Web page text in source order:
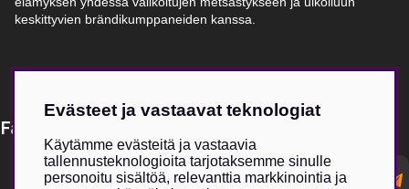
keskittyvien brändikumppaneiden kanssa.
Få Magasin Vildmarken direkt till din e-post!*
postadress
Evästeet ja vastaavat teknologiat
Käytämme evästeitä ja vastaavia
tallennusteknologioita tarjotaksemme sinulle
personoitu sisältöä, relevanttia markkinointia ja